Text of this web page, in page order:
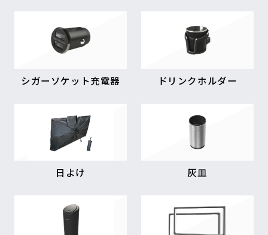
シガーソケット充電器 ドリンクホルダー
日よけ 灰皿